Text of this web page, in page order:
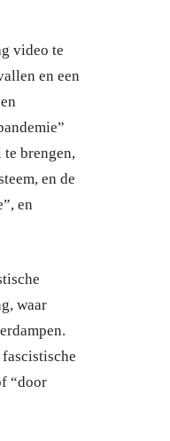
video te
en een
brengen,
en de
en
waar
fascistische
“door